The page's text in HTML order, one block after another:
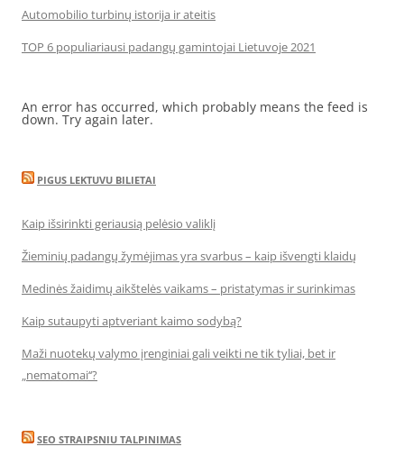
Automobilio turbinų istorija ir ateitis
TOP 6 populiariausi padangų gamintojai Lietuvoje 2021
An error has occurred, which probably means the feed is
down. Try again later.
PIGUS LEKTUVU BILIETAI
Kaip išsirinkti geriausią pelėsio valiklį
Žieminių padangų žymėjimas yra svarbus – kaip išvengti klaidų
Medinės žaidimų aikštelės vaikams – pristatymas ir surinkimas
Kaip sutaupyti aptveriant kaimo sodybą?
Maži nuotekų valymo įrenginiai gali veikti ne tik tyliai, bet ir
„nematomai‘‘?
SEO STRAIPSNIU TALPINIMAS